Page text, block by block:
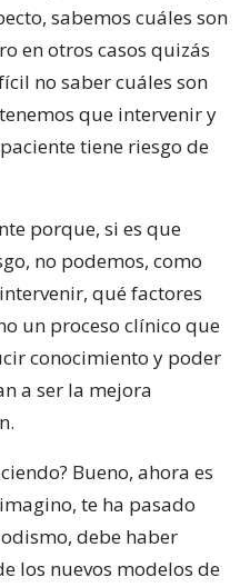
sabemos cuáles son
en otros casos quizás
no saber cuáles son
que intervenir y
tiene riesgo de
porque, si es que
no podemos, como
qué factores
un proceso clínico que
conocimiento y poder
a ser la mejora
Bueno, ahora es
te ha pasado
debe haber
los nuevos modelos de